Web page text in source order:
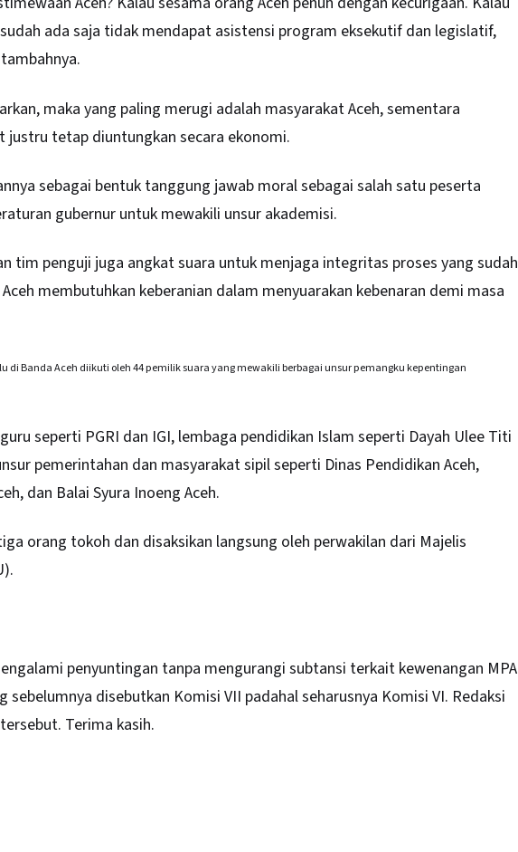
ada saja tidak mendapat asistensi program eksekutif dan legislatif,
maka yang paling merugi adalah masyarakat Aceh, sementara
tetap diuntungkan secara ekonomi.
sebagai bentuk tanggung jawab moral sebagai salah satu peserta
gubernur untuk mewakili unsur akademisi.
tim penguji juga angkat suara untuk menjaga integritas proses yang sudah
membutuhkan keberanian dalam menyuarakan kebenaran demi masa
di Banda Aceh diikuti oleh 44 pemilik suara yang mewakili berbagai unsur pemangku kepentingan
seperti PGRI dan IGI, lembaga pendidikan Islam seperti Dayah Ulee Titi
pemerintahan dan masyarakat sipil seperti Dinas Pendidikan Aceh,
dan Balai Syura Inoeng Aceh.
orang tokoh dan disaksikan langsung oleh perwakilan dari Majelis
penyuntingan tanpa mengurangi subtansi terkait kewenangan MPA
sebelumnya disebutkan Komisi VII padahal seharusnya Komisi VI. Redaksi
Terima kasih.